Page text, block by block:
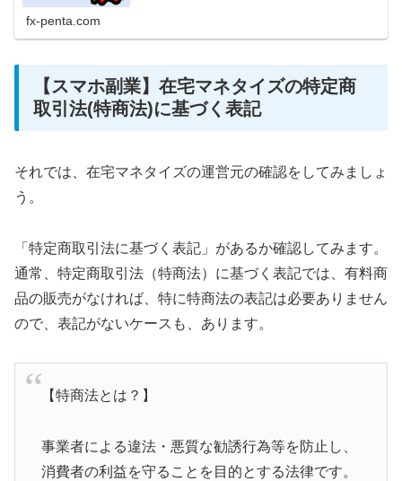
fx-penta.com
【スマホ副業】在宅マネタイズの特定商
取引法(特商法)に基づく表記
それでは、在宅マネタイズの運営元の確認をしてみましょ
う。
「特定商取引法に基づく表記」があるか確認してみます。
通常、特定商取引法（特商法）に基づく表記では、有料商
品の販売がなければ、特に特商法の表記は必要ありません
ので、表記がないケースも、あります。
【特商法とは？】
事業者による違法・悪質な勧誘行為等を防止し、
消費者の利益を守ることを目的とする法律です。